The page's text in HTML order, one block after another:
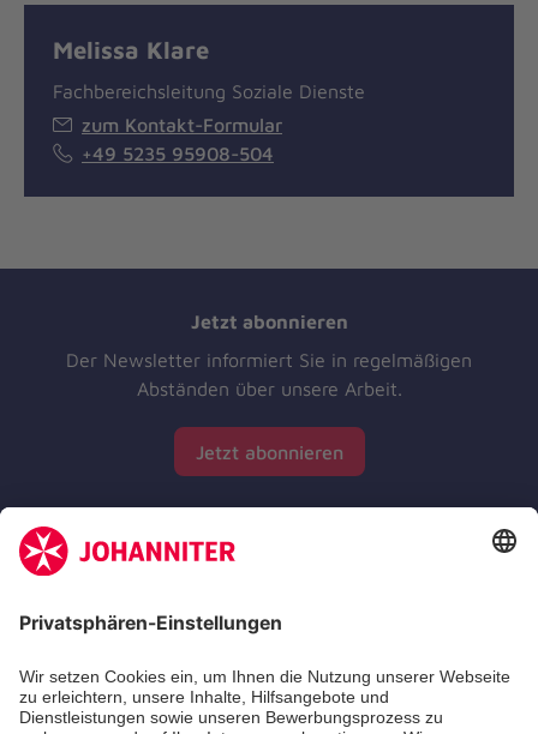
Melissa Klare
Fachbereichsleitung Soziale Dienste
zum Kontakt-Formular
+49 5235 95908-504
Jetzt abonnieren
Der Newsletter informiert Sie in regelmäßigen
Abständen über unsere Arbeit.
Jetzt abonnieren
Zertifizierung der Johanniter-Unfall-Hilfe e.V.
Die Johanniter GmbH führt das Spendenzertifikat